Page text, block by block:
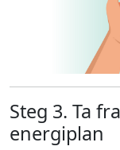
Steg 3. Ta
energiplan